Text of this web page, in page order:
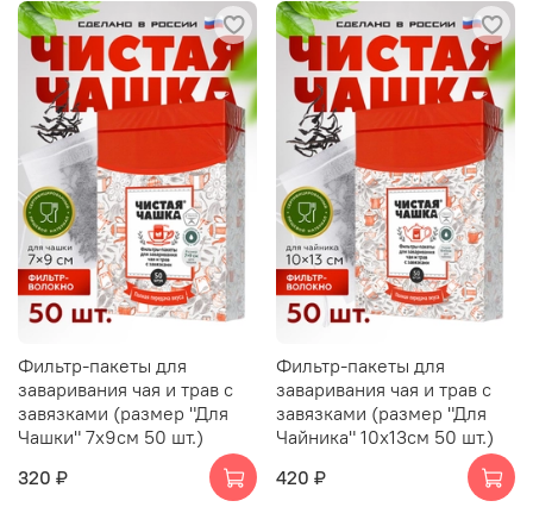
Фильтр-пакеты для
заваривания чая и трав с
завязками (размер "Для
Чашки" 7х9см 50 шт.)
320 ₽
Фильтр-пакеты для
заваривания чая и трав с
завязками (размер "Для
Чайника" 10х13см 50 шт.)
420 ₽